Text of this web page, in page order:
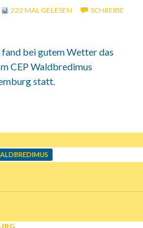
222 MAL GELESEN
SCHREIBE
bei gutem Wetter das
CEP Waldbredimus
statt.